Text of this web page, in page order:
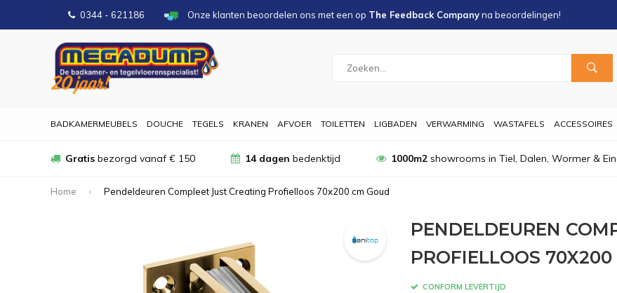
0344 - 621186 Onze klanten beoordelen ons met een op The Feedback Companyna beoordelingen!
BADKAMERMEUBELS DOUCHE TEGELS KRANEN AFVOER TOILETTEN LIGBADEN VERWARMING WASTAFELS ACCESSOIRES
Gratis bezorgd vanaf € 150 14 dagen bedenktijd 1000m2showrooms in Tiel, Dalen, Wormer &
Home Pendeldeuren Compleet Just Creating Profielloos 70x200 cm Goud
PENDELDEUREN
PROFIELLOOS
CONFORM LEVERTIJD